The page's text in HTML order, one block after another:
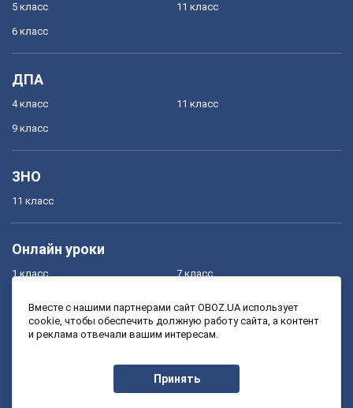
5 класс
6 класс
11 класс
ДПА
4 класс
9 класс
11 класс
ЗНО
11 класс
Онлайн уроки
1 класс
3 класс
7 класс
9 класс
Вместе с нашими партнерами сайт OBOZ.UA использует
cookie, чтобы обеспечить должную работу сайта, а контент
и реклама отвечали вашим интересам.
Принять